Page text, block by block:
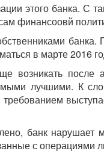
этого банка. С
финансоовй
банка.
в марте 2016
после
лучшими. К
банк
с операциями